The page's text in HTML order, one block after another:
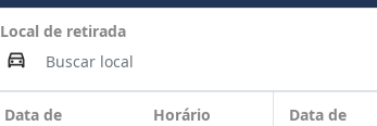
Local de retirada
Data de
Horário
Data de